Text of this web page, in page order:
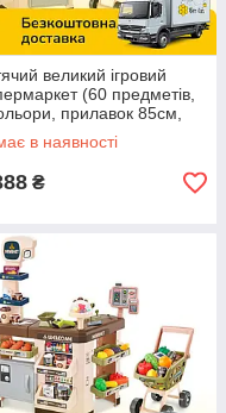
великий ігровий
(60 предметів,
прилавок 85см,
звук, каса, сканер)
107-08
в наявності
₴